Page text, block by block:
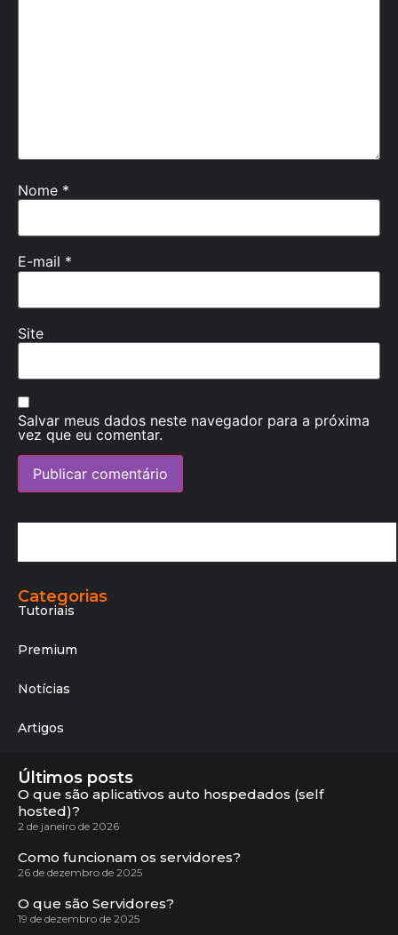
Nome *
E-mail *
Site
Salvar meus dados neste navegador para a próxima
vez que eu comentar.
Categorias
Tutoriais
Premium
Notícias
Artigos
Últimos posts
O que são aplicativos auto hospedados (self
hosted)?
2 de janeiro de 2026
Como funcionam os servidores?
26 de dezembro de 2025
O que são Servidores?
19 de dezembro de 2025